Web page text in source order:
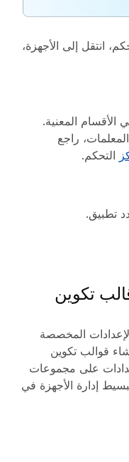
انتقل إلى الأجهزة،
الأقسام المعنية.
راجع
التحكم.
تطبيق.
تكوين
المخصصة
قوالب تكوين
على مجموعات
إدارة الأجهزة في